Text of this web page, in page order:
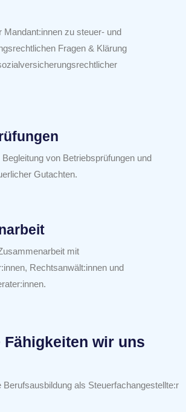
Mandant:innen zu steuer- und
Fragen & Klärung
von Betriebsprüfungen und
Gutachten.
mit
Rechtsanwält:innen und
Fähigkeiten wir uns
als Steuerfachangestellte:r